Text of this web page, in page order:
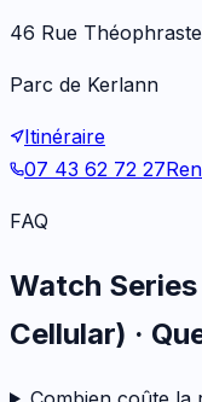
46 Rue
Parc de Kerlann
Itinéraire
07 43 62 72 27
FAQ
Watch
Cellular) ·